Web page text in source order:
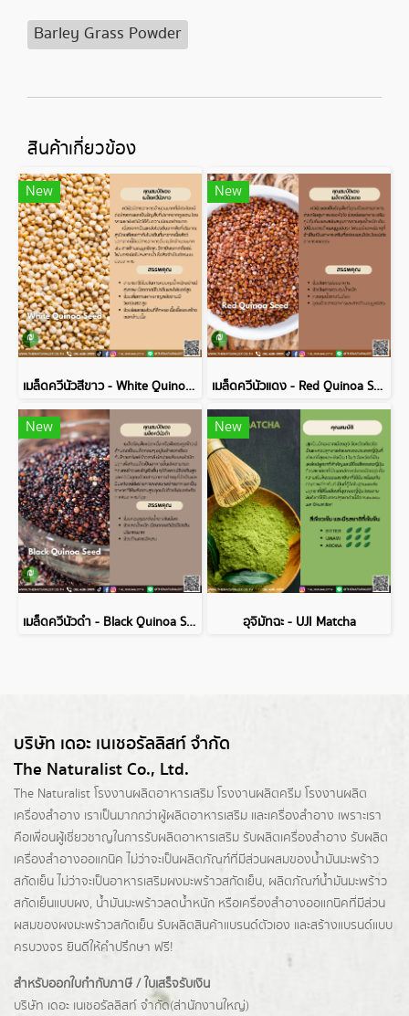
Barley Grass Powder
สินค้าเกี่ยวข้อง
New
เมล็ดควีนัวสีขาว - White Quinoa Seed
New
เมล็ดควีนัวแดง - Red Quinoa Seed
New
เมล็ดควีนัวดำ - Black Quinoa Seed
New
อุจิมัทฉะ - UJI Matcha
บริษัท เดอะ เนเชอรัลลิสท์ จำกัด
The Naturalist Co., Ltd.
The Naturalist โรงงานผลิตอาหารเสริม โรงงานผลิตครีม โรงงานผลิต
เครื่องสำอาง เราเป็นมากกว่าผู้ผลิตอาหารเสริม และเครื่องสำอาง เพราะเรา
คือเพื่อนผู้เชี่ยวชาญในการรับผลิตอาหารเสริม รับผลิตเครื่องสำอาง รับผลิต
เครื่องสำอางออแกนิค ไม่ว่าจะเป็นผลิตภัณฑ์ที่มีส่วนผสมของน้ำมันมะพร้าว
สกัดเย็น ไม่ว่าจะเป็นอาหารเสริมผงมะพร้าวสกัดเย็น, ผลิตภัณฑ์น้ำมันมะพร้าว
สกัดเย็นแบบผง, น้ำมันมะพร้าวลดน้ำหนัก หรือเครื่องสำอางออแกนิคที่มีส่วน
ผสมของผงมะพร้าวสกัดเย็น รับผลิตสินค้าแบรนด์ตัวเอง และสร้างแบรนด์แบบ
ครบวงจร ยินดีให้คำปรึกษา ฟรี!
สำหรับออกใบกำกับภาษี / ใบเสร็จรับเงิน
บริษัท เดอะ เนเชอรัลลิสท์ จำกัด(ส่านักงานใหญ่)